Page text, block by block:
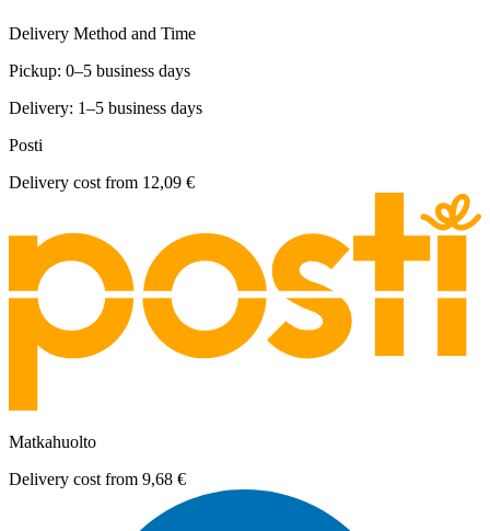
Delivery Method and Time
Pickup: 0–5 business days
Delivery: 1–5 business days
Posti
Delivery cost from 12,09 €
Matkahuolto
Delivery cost from 9,68 €